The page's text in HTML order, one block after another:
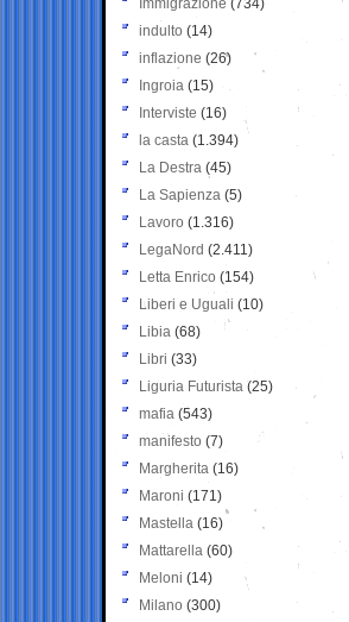
Immigrazione (734)
indulto (14)
inflazione (26)
Ingroia (15)
Interviste (16)
la casta (1.394)
La Destra (45)
La Sapienza (5)
Lavoro (1.316)
LegaNord (2.411)
Letta Enrico (154)
Liberi e Uguali (10)
Libia (68)
Libri (33)
Liguria Futurista (25)
mafia (543)
manifesto (7)
Margherita (16)
Maroni (171)
Mastella (16)
Mattarella (60)
Meloni (14)
Milano (300)